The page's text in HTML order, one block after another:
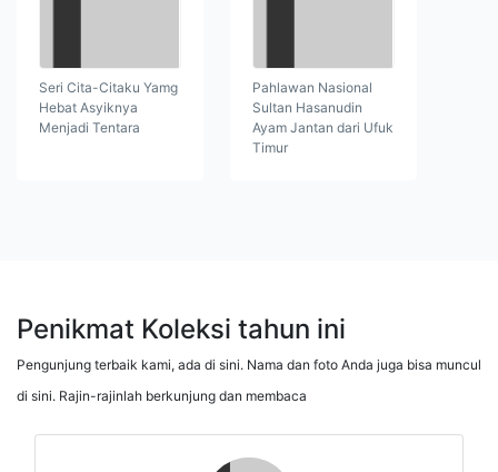
Seri Cita-Citaku Yamg
Hebat Asyiknya
Menjadi Tentara
Pahlawan Nasional
Sultan Hasanudin
Ayam Jantan dari Ufuk
Timur
Penikmat Koleksi tahun ini
Pengunjung terbaik kami, ada di sini. Nama dan foto Anda juga bisa muncul
di sini. Rajin-rajinlah berkunjung dan membaca